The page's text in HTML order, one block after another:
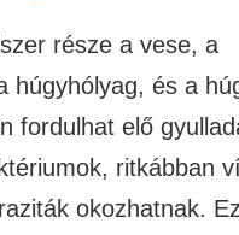
része a vese, a
húgyhólyag, és a
fordulhat elő
ritkábban
okozhatnak.